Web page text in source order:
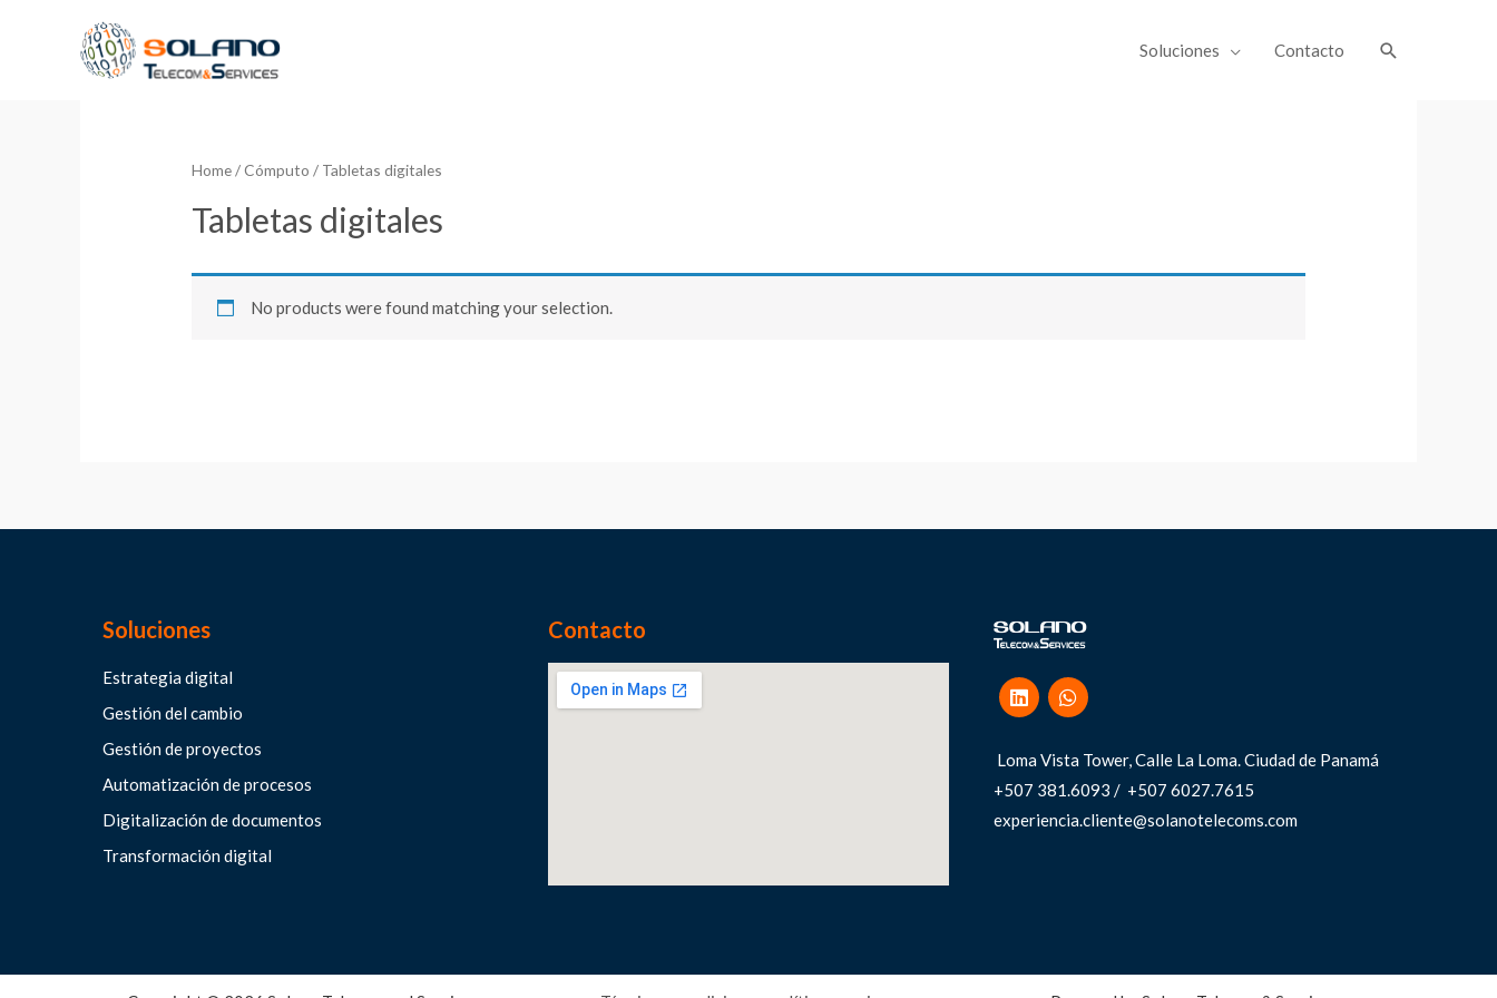
Soluciones Contacto
Home/Cómputo / Tabletas digitales
Tabletas digitales
No products were found matching your selection.
Soluciones
Estrategia digital
Gestión del cambio
Gestión de proyectos
Automatización de procesos
Digitalización de documentos
Transformación digital
Contacto
Loma Vista Tower, Calle La Loma.Ciudad de Panamá
+507 381.6093 / +507 6027.7615
experiencia.cliente@solanotelecoms.com